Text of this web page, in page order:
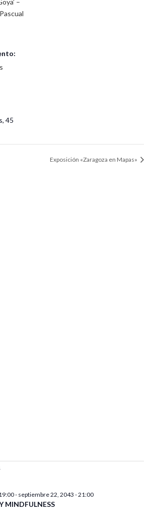
–
45
Exposición «Zaragoza en Mapas»
- septiembre 22, 2043 - 21:00
MINDFULNESS